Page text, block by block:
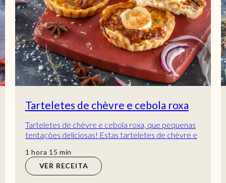
Tarteletes de chèvre e cebola roxa
Tarteletes de chèvre e cebola roxa, que pequenas
tentações deliciosas! Estas tarteletes de chèvre e
1 hora
hora 15 min
min
VER RECEITA